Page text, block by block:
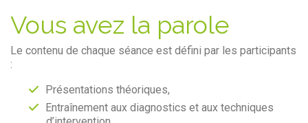
Vous avez la parole
Le contenu de chaque séance est défini par les participants
:
Présentations théoriques,
Entraînement aux diagnostics et aux techniques